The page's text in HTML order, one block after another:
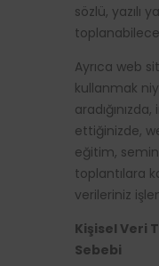
sözlü, yazılı
Ayrıca web
kullanmak
ettiğinizde,
eğitim,
toplantılara
verileriniz
Kişisel Veri
Sebebi